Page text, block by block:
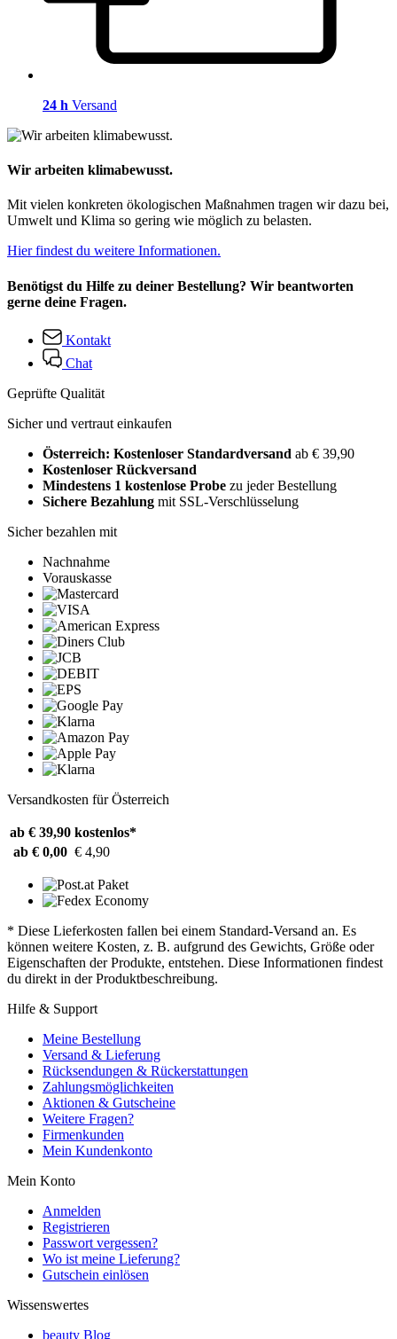
24 h Versand
Wir arbeiten klimabewusst.
Mit vielen konkreten ökologischen Maßnahmen tragen wir dazu bei,
Umwelt und Klima so gering wie möglich zu belasten.
Hier findest du weitere Informationen.
Benötigst du Hilfe zu deiner Bestellung? Wir beantworten
gerne deine Fragen.
Kontakt
Chat
Geprüfte Qualität
Sicher und vertraut einkaufen
Österreich: Kostenloser Standardversand ab € 39,90
Kostenloser Rückversand
Mindestens 1 kostenlose Probe zu jeder Bestellung
Sichere Bezahlung mit SSL-Verschlüsselung
Sicher bezahlen mit
Nachnahme
Vorauskasse
Versandkosten für Österreich
ab € 39,90 kostenlos*
ab € 0,00 € 4,90
* Diese Lieferkosten fallen bei einem Standard-Versand an. Es
können weitere Kosten, z. B. aufgrund des Gewichts, Größe oder
Eigenschaften der Produkte, entstehen. Diese Informationen findest
du direkt in der Produktbeschreibung.
Hilfe & Support
Meine Bestellung
Versand & Lieferung
Rücksendungen & Rückerstattungen
Zahlungsmöglichkeiten
Aktionen & Gutscheine
Weitere Fragen?
Firmenkunden
Mein Kundenkonto
Mein Konto
Anmelden
Registrieren
Passwort vergessen?
Wo ist meine Lieferung?
Gutschein einlösen
Wissenswertes
beauty Blog